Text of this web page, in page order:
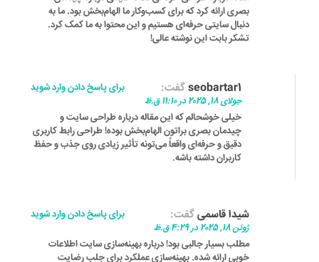
بصری ارائه کرد که برای کسب‌وکار ما الهام‌بخش بود. ما به
دنبال سایتی حرفه‌ای هستیم و این محتوا به ما کمک کرد.
تشکر بابت این نوشته عالی!
seobartar1گفت:
جولای 18, 2025 در 11:10 ق.ظ
خیلی خوشحالم که این مقاله درباره طراحی سایت و
چیدمان بصری براتون الهام‌بخش بوده! طراحی رابط کاربری
دقیق و حرفه‌ای واقعاً می‌تونه تأثیر زیادی روی جذب و حفظ
کاربران داشته باشه.
برای پاسخ دادن وارد شوید
شیدا قاسمیگفت:
ژوئن 18, 2025 در 4:29 ق.ظ
مطلب بسیار جالبی بود! درباره بهینه‌سازی سایت اطلاعات
خوبی ارائه شده. بهینه‌سازی عملکرد برای جلب رضایت
برای پاسخ دادن وارد شوید